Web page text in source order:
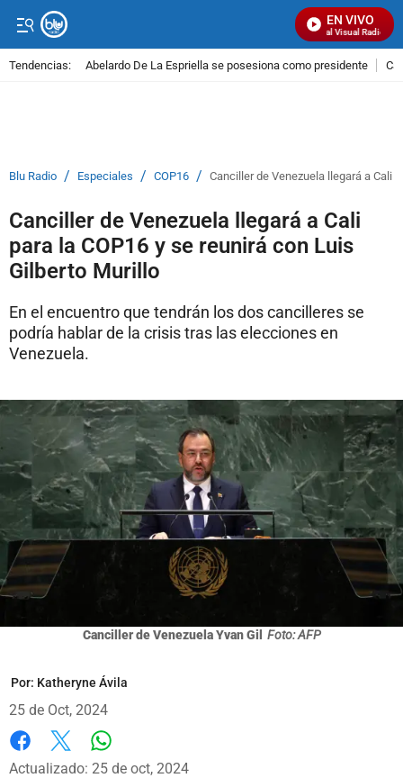
EN VIVO
Señal Visual Radio
Tendencias: Abelardo De La Espriella se posesiona como presidente
Blu Radio / Especiales / COP16 / Canciller de Venezuela llegará a Cali
Canciller de Venezuela llegará a Cali
para la COP16 y se reunirá con Luis
Gilberto Murillo
En el encuentro que tendrán los dos cancilleres se
podría hablar de la crisis tras las elecciones en
Venezuela.
Canciller de Venezuela Yvan Gil Foto: AFP
Por: Katheryne Ávila
25 de Oct, 2024
Facebook
X
Actualizado: 25 de oct, 2024